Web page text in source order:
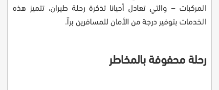
المركبات – والتي تعادل أحيانا تذكرة رحلة طيران، تتميز هذه
الخدمات بتوفير درجة من الأمان للمسافرين براً.
رحلة محفوفة بالمخاطر